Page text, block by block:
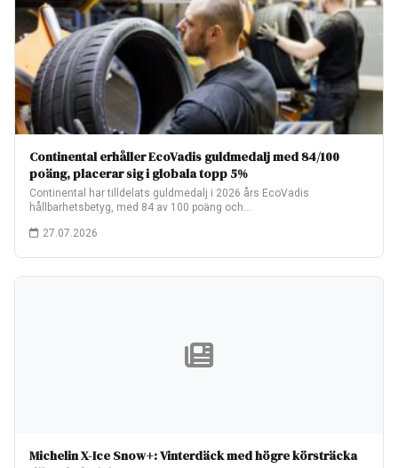
Continental erhåller EcoVadis guldmedalj med 84/100
poäng, placerar sig i globala topp 5%
Continental har tilldelats guldmedalj i 2026 års EcoVadis
hållbarhetsbetyg, med 84 av 100 poäng och…
27.07.2026
Michelin X-Ice Snow+: Vinterdäck med högre körsträcka